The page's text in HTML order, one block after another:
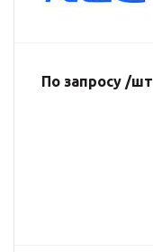
По запросу /шт